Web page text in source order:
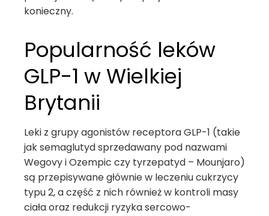
konieczny.
Popularność leków
GLP-1 w Wielkiej
Brytanii
Leki z grupy agonistów receptora GLP-1 (takie
jak semaglutyd sprzedawany pod nazwami
Wegovy i Ozempic czy tyrzepatyd – Mounjaro)
są przepisywane głównie w leczeniu cukrzycy
typu 2, a część z nich również w kontroli masy
ciała oraz redukcji ryzyka sercowo-